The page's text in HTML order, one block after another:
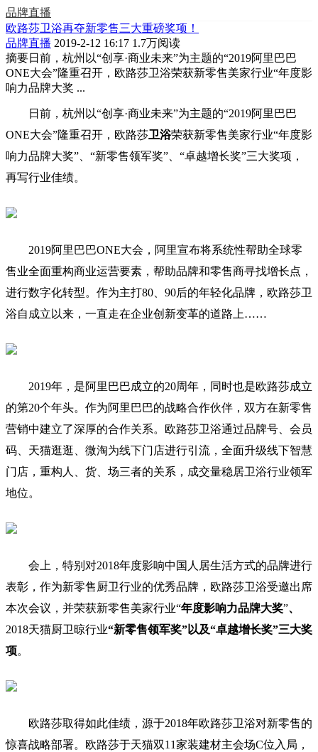
品牌直播
欧路莎卫浴再夺新零售三大重磅奖项！
品牌直播 2019-2-12 16:17 1.7万阅读
摘要日前，杭州以“创享·商业未来”为主题的“2019阿里巴巴
ONE大会”隆重召开，欧路莎卫浴荣获新零售美家行业“年度影
响力品牌大奖 ...
日前，杭州以“创享·商业未来”为主题的“2019阿里巴巴
ONE大会”隆重召开，欧路莎卫浴荣获新零售美家行业“年度影
响力品牌大奖”、“新零售领军奖”、“卓越增长奖”三大奖项，
再写行业佳绩。
2019阿里巴巴ONE大会，阿里宣布将系统性帮助全球零
售业全面重构商业运营要素，帮助品牌和零售商寻找增长点，
进行数字化转型。作为主打80、90后的年轻化品牌，欧路莎卫
浴自成立以来，一直走在企业创新变革的道路上……
2019年，是阿里巴巴成立的20周年，同时也是欧路莎成立
的第20个年头。作为阿里巴巴的战略合作伙伴，双方在新零售
营销中建立了深厚的合作关系。欧路莎卫浴通过品牌号、会员
码、天猫逛逛、微淘为线下门店进行引流，全面升级线下智慧
门店，重构人、货、场三者的关系，成交量稳居卫浴行业领军
地位。
会上，特别对2018年度影响中国人居生活方式的品牌进行
表彰，作为新零售厨卫行业的优秀品牌，欧路莎卫浴受邀出席
本次会议，并荣获新零售美家行业“年度影响力品牌大奖”、
2018天猫厨卫晾行业“新零售领军奖”以及“卓越增长奖”三大奖
项。
欧路莎取得如此佳绩，源于2018年欧路莎卫浴对新零售的
惊喜战略部署。欧路莎于天猫双11家装建材主会场C位入局，